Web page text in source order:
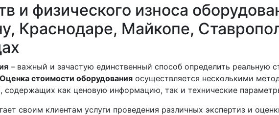
и физического износа
Краснодаре, Майкопе,
– важный и зачастую единственный способ определить реальную
Оценка стоимости оборудования осуществляется несколькими
содержащих как ценовую информацию, так и технические
своим клиентам услуги проведения различных экспертиз и